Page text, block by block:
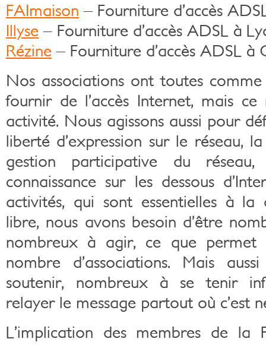
FAImaison – Fourniture d’accès
Illyse – Fourniture d’accès ADSL à
Rézine – Fourniture d’accès ADSL à
Nos associations ont toutes
fournir de l’accès Internet, mais ce
activité. Nous agissons aussi pour
liberté d’expression sur le réseau,
gestion participative du
connaissance sur les dessous
activités, qui sont essentielles à la
libre, nous avons besoin d’être
nombreux à agir, ce que permet
nombre d’associations. Mais
soutenir, nombreux à se tenir
relayer le message partout où c’est
L’implication des membres de la